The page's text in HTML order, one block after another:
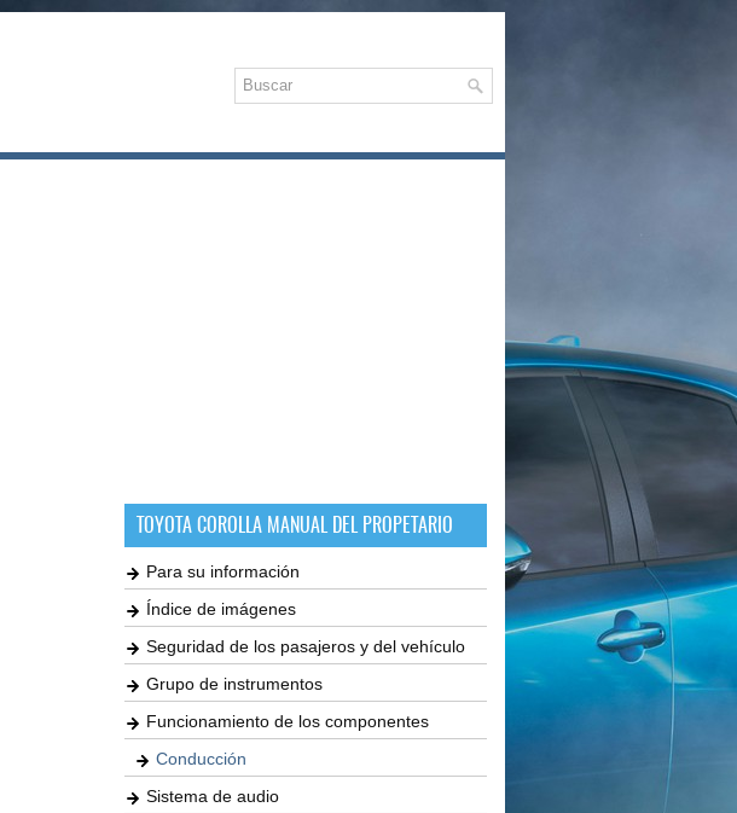
TOYOTA COROLLA MANUAL DEL PROPETARIO
Para su información
Índice de imágenes
Seguridad de los pasajeros y del vehículo
Grupo de instrumentos
Funcionamiento de los componentes
Conducción
Sistema de audio